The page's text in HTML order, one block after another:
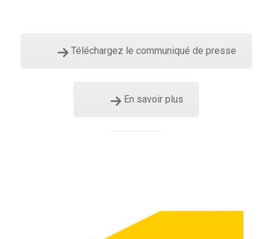
Téléchargez le communiqué de presse
En savoir plus